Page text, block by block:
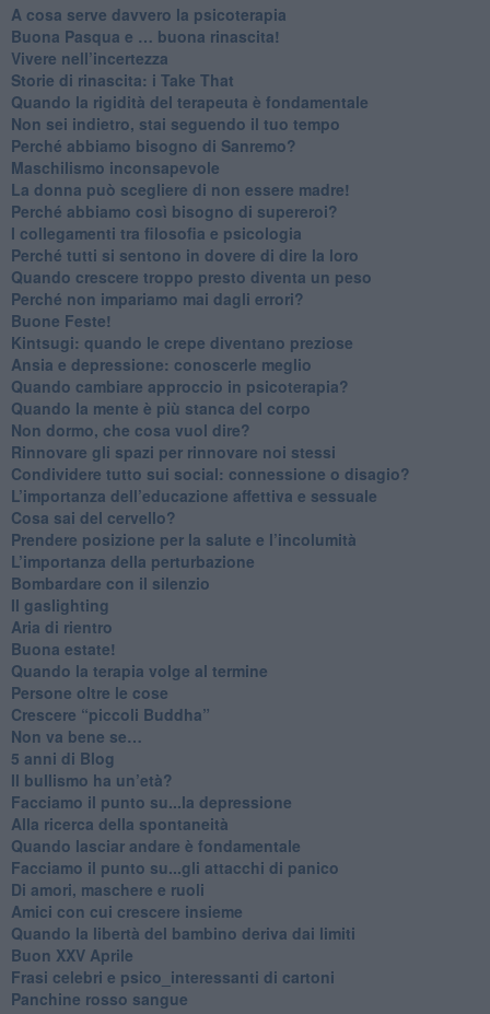
​A cosa serve davvero la psicoterapia
​Buona Pasqua e … buona rinascita!
​Vivere nell’incertezza
​Storie di rinascita: i Take That
​Quando la rigidità del terapeuta è fondamentale
​Non sei indietro, stai seguendo il tuo tempo
​Perché abbiamo bisogno di Sanremo?
​Maschilismo inconsapevole
​La donna può scegliere di non essere madre!
​Perché abbiamo così bisogno di supereroi?
​I collegamenti tra filosofia e psicologia
​Perché tutti si sentono in dovere di dire la loro
​Quando crescere troppo presto diventa un peso
​Perché non impariamo mai dagli errori?
​Buone Feste!
​Kintsugi: quando le crepe diventano preziose
Ansia e depressione: conoscerle meglio
Quando cambiare approccio in psicoterapia?
​Quando la mente è più stanca del corpo
Non dormo, che cosa vuol dire?
​Rinnovare gli spazi per rinnovare noi stessi
​Condividere tutto sui social: connessione o disagio?
​L’importanza dell’educazione affettiva e sessuale
​Cosa sai del cervello?
Prendere posizione per la salute e l’incolumità
L’importanza della perturbazione
​Bombardare con il silenzio
Il gaslighting
Aria di rientro
Buona estate!
​Quando la terapia volge al termine
​Persone oltre le cose
​Crescere “piccoli Buddha”
Non va bene se…
​5 anni di Blog
​Il bullismo ha un’età?
Facciamo il punto su...la depressione
​Alla ricerca della spontaneità
​Quando lasciar andare è fondamentale
Facciamo il punto su...gli attacchi di panico
Di amori, maschere e ruoli
​Amici con cui crescere insieme
​Quando la libertà del bambino deriva dai limiti
Buon XXV Aprile
​Frasi celebri e psico_interessanti di cartoni
​Panchine rosso sangue